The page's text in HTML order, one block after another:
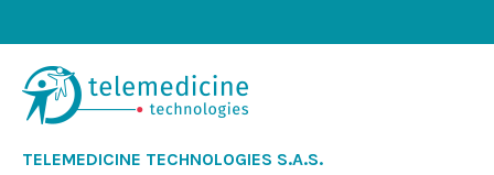
TELEMEDICINE TECHNOLOGIES S.A.S.